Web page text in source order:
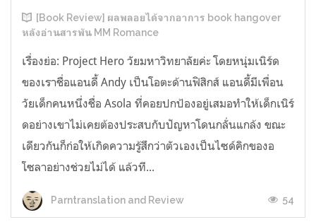
[Book Review] ผลพลอยได้จากอาการ book hangover
หลังอ่านสารพัน MM Romance
เรื่องย่อ: Project Hero วัยมหาวิทยาลัยค่ะ โดยหนุ่มเนิร์ด
ของเราชื่อแอนดี้ Andy เป็นโอตะด้านฟิสิกส์ แอนดี้มีเพื่อน
วัยเด็กคนหนึ่งชื่อ Asola ที่คอยปกป้องอยู่เสมอทำให้เด็กเนิร์
ดอย่างเขาไม่เคยต้องประสบกับปัญหาโดนกลั่นแกล้ง ขณะ
เดียวกันก็ก่อให้เกิดความรู้สึกว่าตัวเองเป็นไซด์คิกของอ
โซลาอย่างช่วยไม่ได้ แล้วที...
Parntranslation and Review 54